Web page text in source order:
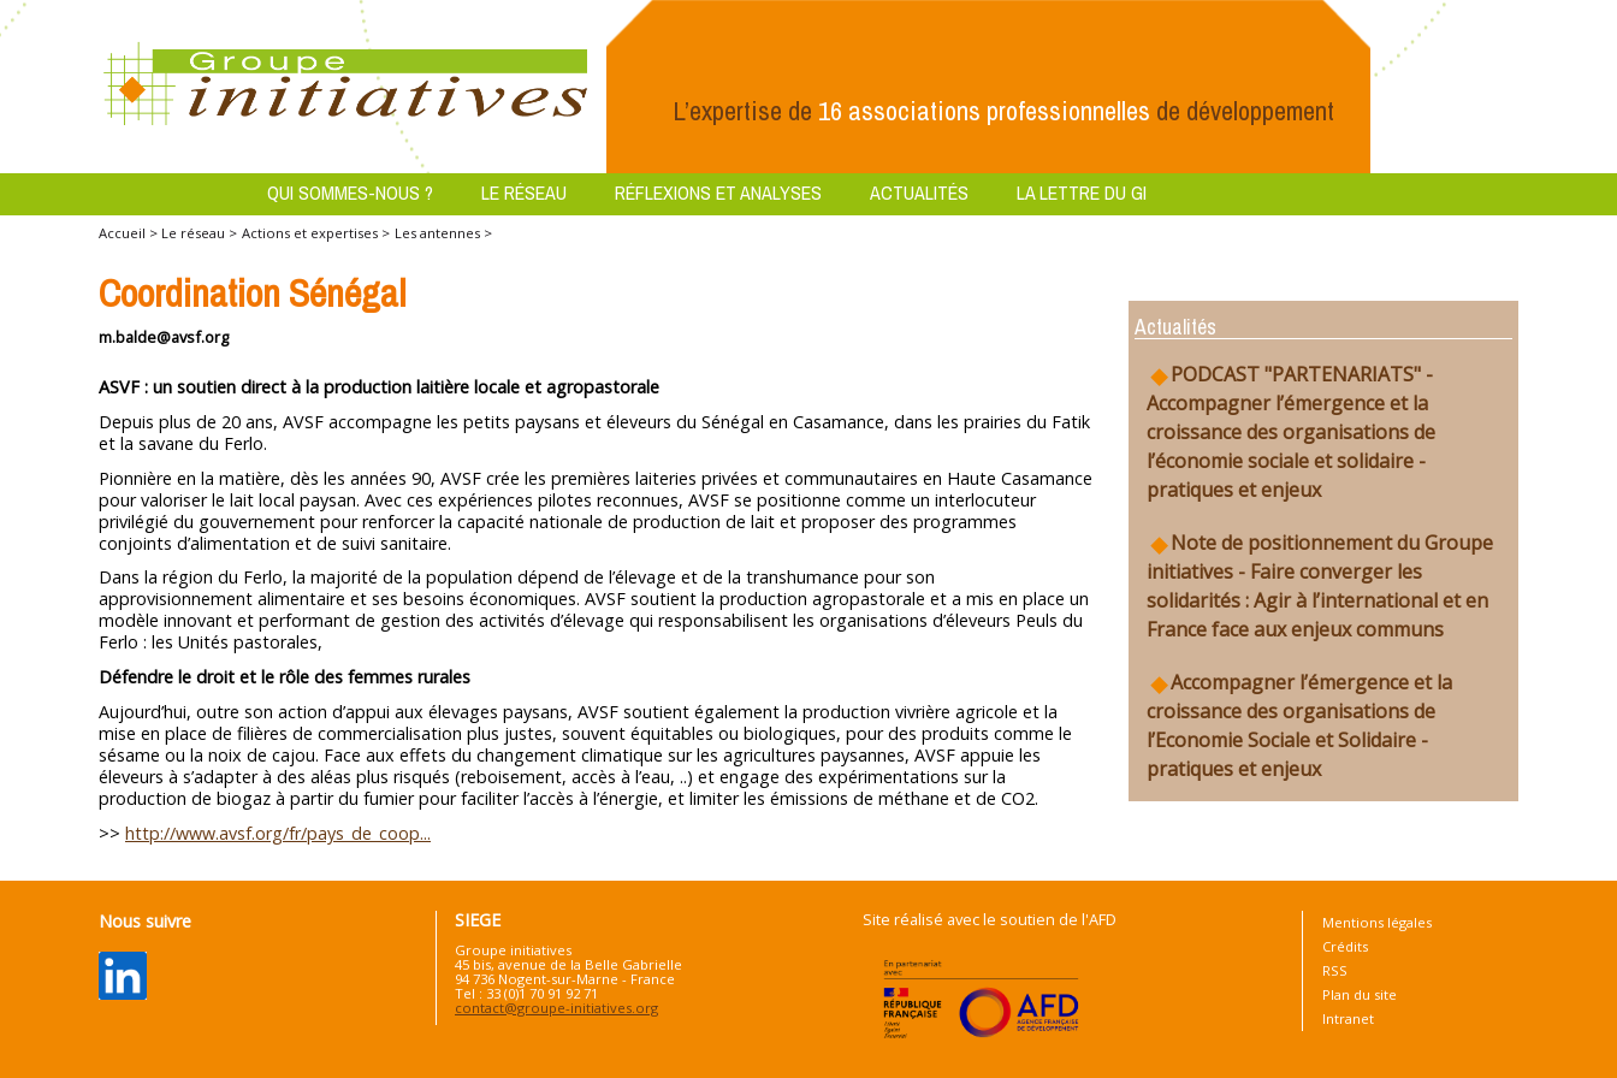
L’expertise de 16 associations professionnelles de développement
QUI SOMMES-NOUS ? LE RÉSEAU RÉFLEXIONS ET ANALYSES ACTUALITÉS LA LETTRE DU GI
Accueil > Le réseau > Actions et expertises > Les antennes >
Coordination Sénégal
m.balde@avsf.org
ASVF : un soutien direct à la production laitière locale et agropastorale
Depuis plus de 20 ans, AVSF accompagne les petits paysans et éleveurs du Sénégal en Casamance, dans les prairies du Fatik
et la savane du Ferlo.
Pionnière en la matière, dès les années 90, AVSF crée les premières laiteries privées et communautaires en Haute Casamance
pour valoriser le lait local paysan. Avec ces expériences pilotes reconnues, AVSF se positionne comme un interlocuteur
privilégié du gouvernement pour renforcer la capacité nationale de production de lait et proposer des programmes
conjoints d’alimentation et de suivi sanitaire.
Dans la région du Ferlo, la majorité de la population dépend de l’élevage et de la transhumance pour son
approvisionnement alimentaire et ses besoins économiques. AVSF soutient la production agropastorale et a mis en place un
modèle innovant et performant de gestion des activités d’élevage qui responsabilisent les organisations d’éleveurs Peuls du
Ferlo : les Unités pastorales,
Défendre le droit et le rôle des femmes rurales
Aujourd’hui, outre son action d’appui aux élevages paysans, AVSF soutient également la production vivrière agricole et la
mise en place de filières de commercialisation plus justes, souvent équitables ou biologiques, pour des produits comme le
sésame ou la noix de cajou. Face aux effets du changement climatique sur les agricultures paysannes, AVSF appuie les
éleveurs à s’adapter à des aléas plus risqués (reboisement, accès à l’eau, ..) et engage des expérimentations sur la
production de biogaz à partir du fumier pour faciliter l’accès à l’énergie, et limiter les émissions de méthane et de CO2.
>> http://www.avsf.org/fr/pays_de_coop...
Actualités
PODCAST "PARTENARIATS" -
Accompagner l’émergence et la
croissance des organisations de
l’économie sociale et solidaire -
pratiques et enjeux
Note de positionnement du Groupe
initiatives - Faire converger les
solidarités : Agir à l’international et en
France face aux enjeux communs
Accompagner l’émergence et la
croissance des organisations de
l’Economie Sociale et Solidaire -
pratiques et enjeux
Nous suivre SIEGE
Groupe initiatives
45 bis, avenue de la Belle Gabrielle
94 736 Nogent-sur-Marne - France
Tel : 33 (0)1 70 91 92 71
contact@groupe-initiatives.org
Site réalisé avec le soutien de l'AFD
Mentions légales
Crédits
RSS
Plan du site
Intranet